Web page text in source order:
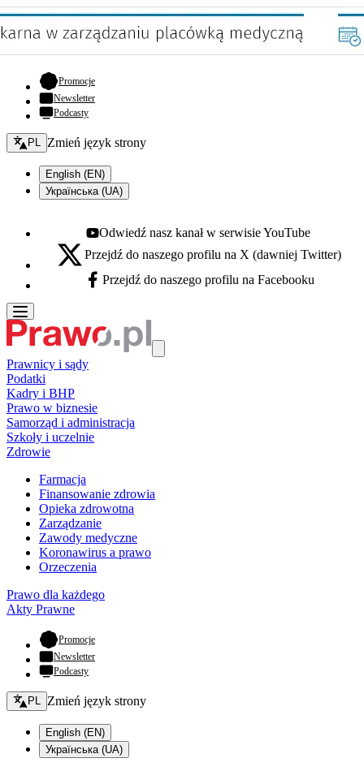
Promocje- otwiera się w nowej karcie
Newsletter
Podcasty
Zmień język - bieżący:
PL Zmień język strony
English (EN)
Українська (UA)
Youtube - otwiera się w nowej karcie
Odwiedź nasz kanał w serwisie YouTube
X - otwiera się w nowej karcie
Przejdź do naszego profilu na X (dawniej Twitter)
Facebook - otwiera się w nowej karcie
Przejdź do naszego profilu na Facebooku
Prawnicy i sądy
Podatki
Kadry i BHP
Prawo w biznesie
Samorząd i administracja
Szkoły i uczelnie
Zdrowie
Farmacja
Finansowanie zdrowia
Opieka zdrowotna
Zarządzanie
Zawody medyczne
Koronawirus a prawo
Orzeczenia
Prawo dla każdego
Akty Prawne
Promocje- otwiera się w nowej karcie
Newsletter
Podcasty
Zmień język - bieżący:
PL Zmień język strony
English (EN)
Українська (UA)